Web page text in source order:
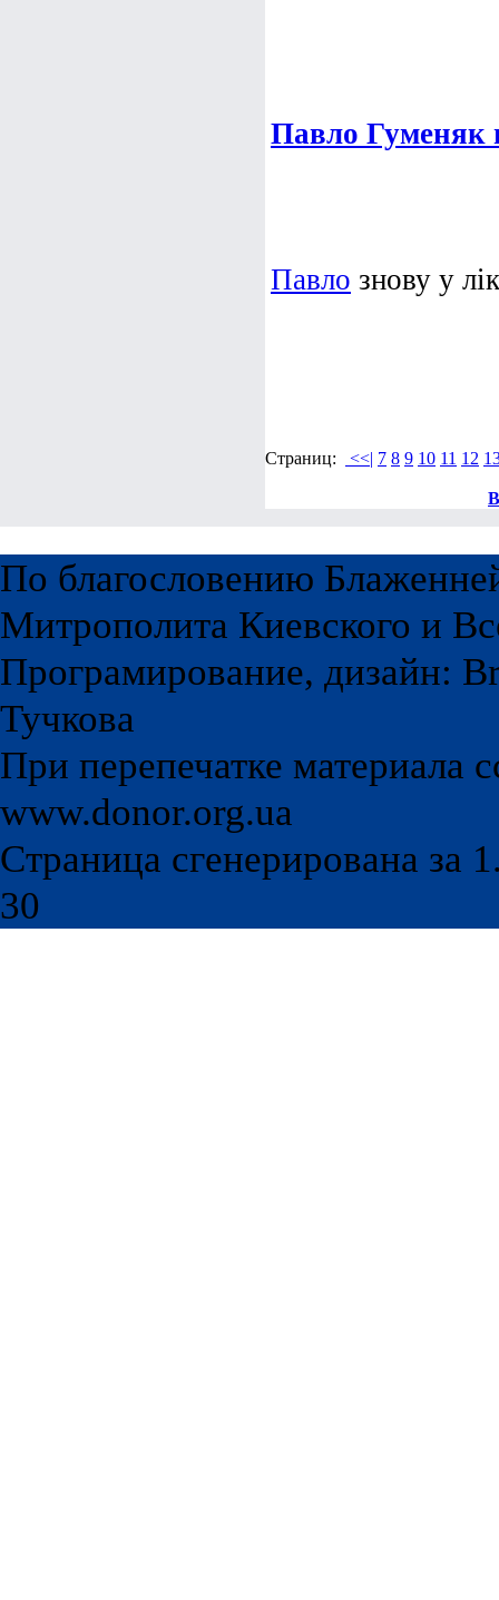
Павло Гуменяк
Павло знову у
Страниц: <<| 7 8 9 10 11 12
По благословению
Митрополита Киевского и
Програмирование, дизайн:
Тучкова
При перепечатке материала
www.donor.org.ua
Страница сгенерирована за
30